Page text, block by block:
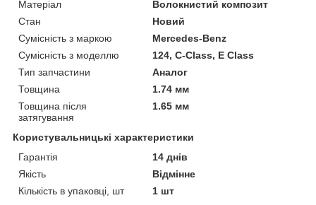
Матеріал
Волокнистий композит
Стан
Новий
Сумісність з маркою
Mercedes-Benz
Сумісність з моделлю
124, C-Class, E Class
Тип запчастини
Аналог
Товщина
1.74 мм
Товщина після
затягування
1.65 мм
Користувальницькі характеристики
Гарантія
14 днів
Якість
Відмінне
Кількість в упаковці, шт
1 шт